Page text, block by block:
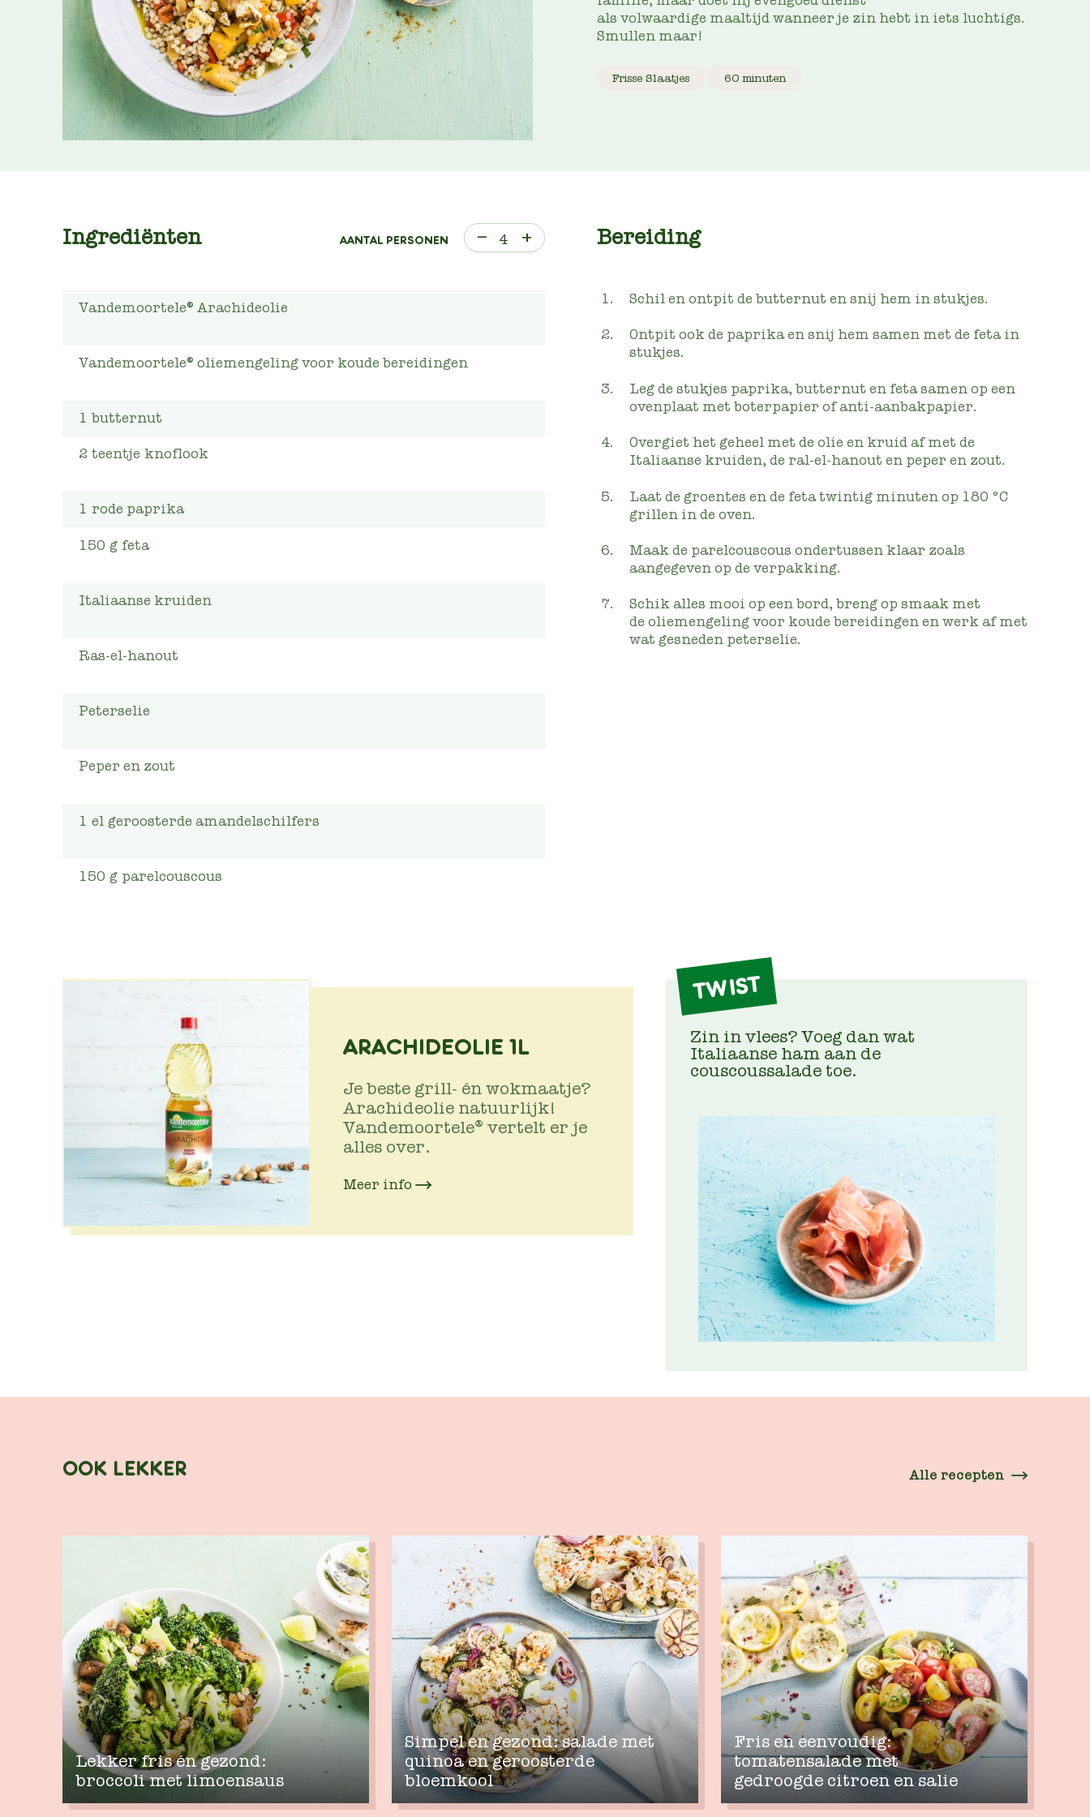
als volwaardige maaltijd wanneer je zin hebt in iets luchtigs.
Smullen maar!
Frisse Slaatjes 60 minuten
Ingrediënten AANTAL PERSONEN – 4 +
Vandemoortele® Arachideolie
Vandemoortele® oliemengeling voor koude bereidingen
1 butternut
2 teentje knoflook
1 rode paprika
150 g feta
Italiaanse kruiden
Ras-el-hanout
Peterselie
Peper en zout
1 el geroosterde amandelschilfers
150 g parelcouscous
Bereiding
Schil en ontpit de butternut en snij hem in stukjes.
Ontpit ook de paprika en snij hem samen met de feta in
stukjes.
Leg de stukjes paprika, butternut en feta samen op een
ovenplaat met boterpapier of anti-aanbakpapier.
Overgiet het geheel met de olie en kruid af met de
Italiaanse kruiden, de ral-el-hanout en peper en zout.
Laat de groentes en de feta twintig minuten op 180 °C
grillen in de oven.
Maak de parelcouscous ondertussen klaar zoals
aangegeven op de verpakking.
Schik alles mooi op een bord, breng op smaak met
de oliemengeling voor koude bereidingen en werk af met
wat gesneden peterselie.
ARACHIDEOLIE 1L
Je beste grill- én wokmaatje?
Arachideolie natuurlijk!
Vandemoortele® vertelt er je
alles over.
Meer info
TWIST
Zin in vlees? Voeg dan wat
Italiaanse ham aan de
couscoussalade toe.
OOK LEKKER Alle recepten
Lekker fris én gezond:
broccoli met limoensaus
Simpel en gezond: salade met
quinoa en geroosterde
bloemkool
Fris en eenvoudig:
tomatensalade met
gedroogde citroen en salie